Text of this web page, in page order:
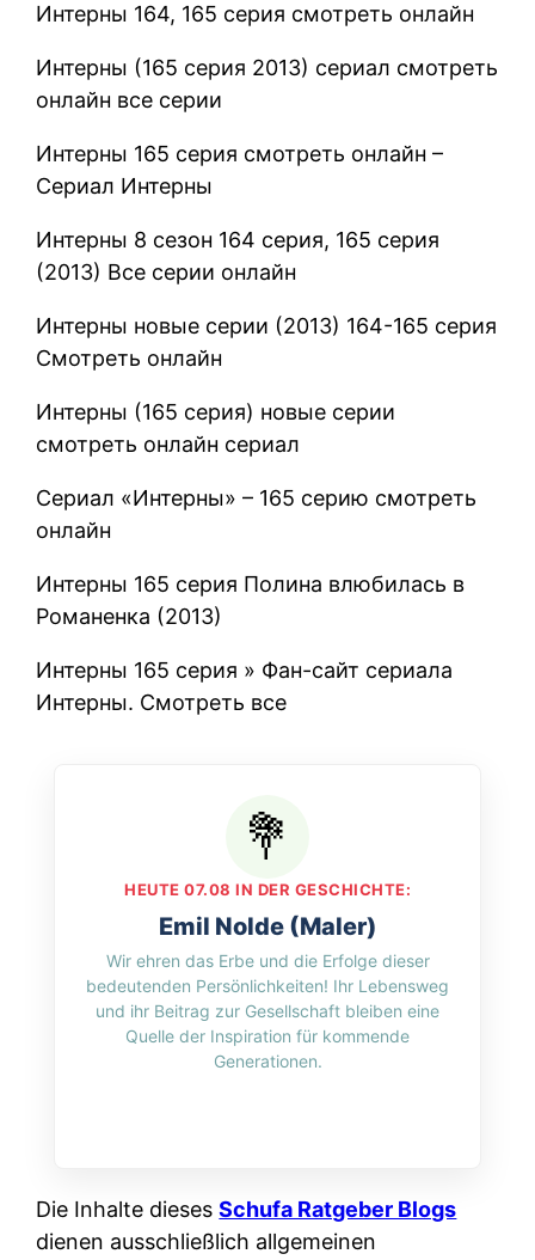
Интерны 164, 165 серия смотреть онлайн
Интерны (165 серия 2013) сериал смотреть
онлайн все серии
Интерны 165 серия смотреть онлайн –
Сериал Интерны
Интерны 8 сезон 164 серия, 165 серия
(2013) Все серии онлайн
Интерны новые серии (2013) 164-165 серия
Cмотреть онлайн
Интерны (165 серия) новые серии
смотреть онлайн сериал
Сериал «Интерны» – 165 серию смотреть
онлайн
Интерны 165 серия Полина влюбилась в
Романенка (2013)
Интерны 165 серия » Фан-сайт сериала
Интерны. Смотреть все
HEUTE 07.08 IN DER GESCHICHTE:
Emil Nolde (Maler)
Wir ehren das Erbe und die Erfolge dieser
bedeutenden Persönlichkeiten! Ihr Lebensweg
und ihr Beitrag zur Gesellschaft bleiben eine
Quelle der Inspiration für kommende
Generationen.
Die Inhalte diesesSchufa Ratgeber Blogs
dienen ausschließlich allgemeinen